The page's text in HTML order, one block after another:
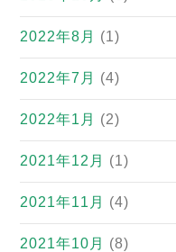
2022年8月 (1)
2022年7月 (4)
2022年1月 (2)
2021年12月 (1)
2021年11月 (4)
2021年10月 (8)